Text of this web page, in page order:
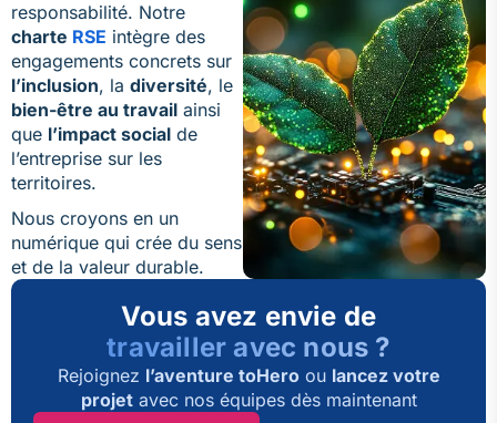
responsabilité. Notre
charte RSE intègre des
engagements concrets sur
l’inclusion, la diversité, le
bien-être au travail ainsi
que l’impact social de
l’entreprise sur les
territoires.
Nous croyons en un
numérique qui crée du sens
et de la valeur durable.
Vous avez envie de
travailler avec nous ?
Rejoignez l’aventure toHeroou lancez votre
projetavec nos équipes dès maintenant